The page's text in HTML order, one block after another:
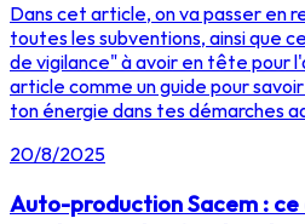
Dans cet article, on va passer en
toutes les subventions, ainsi que
de vigilance" à avoir en tête pour
article comme un guide pour
ton énergie dans tes démarches
20/8/2025
Auto-production Sacem :